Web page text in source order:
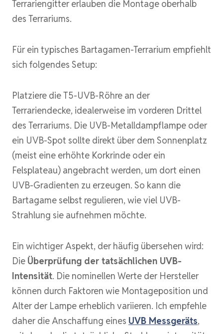
Terrariengitter erlauben die Montage oberhalb
des Terrariums.
Für ein typisches Bartagamen-Terrarium empfiehlt
sich folgendes Setup:
Platziere die T5-UVB-Röhre an der
Terrariendecke, idealerweise im vorderen Drittel
des Terrariums. Die UVB-Metalldampflampe oder
ein UVB-Spot sollte direkt über dem Sonnenplatz
(meist eine erhöhte Korkrinde oder ein
Felsplateau) angebracht werden, um dort einen
UVB-Gradienten zu erzeugen. So kann die
Bartagame selbst regulieren, wie viel UVB-
Strahlung sie aufnehmen möchte.
Ein wichtiger Aspekt, der häufig übersehen wird:
Die Überprüfung der tatsächlichen UVB-
Intensität. Die nominellen Werte der Hersteller
können durch Faktoren wie Montageposition und
Alter der Lampe erheblich variieren. Ich empfehle
daher die Anschaffung eines UVB Messgeräts,